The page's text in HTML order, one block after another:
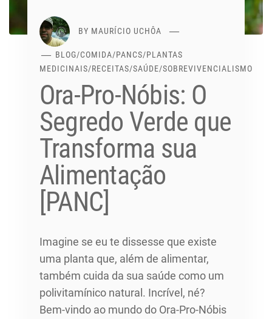
BY MAURÍCIO UCHÔA
BLOG/COMIDA/PANCS/PLANTAS
MEDICINAIS/RECEITAS/SAÚDE/SOBREVIVENCIALISMO
Ora-Pro-Nóbis: O
Segredo Verde que
Transforma sua
Alimentação
[PANC]
Imagine se eu te dissesse que existe
uma planta que, além de alimentar,
também cuida da sua saúde como um
polivitamínico natural. Incrível, né?
Bem-vindo ao mundo do Ora-Pro-Nóbis